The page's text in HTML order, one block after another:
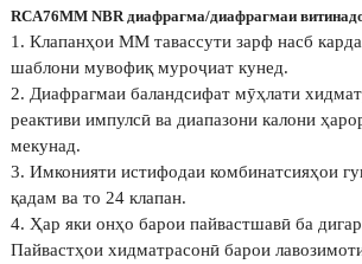
RCA76MM NBR диафрагма/диафрагмаи
1. Клапанҳои MM тавассути зарф насб
шаблони мувофиқ муроҷиат кунед.
2. Диафрагмаи баландсифат мӯҳлати
реактиви импулсӣ ва диапазони калони
мекунад.
3. Имконияти истифодаи комбинатсияҳои
қадам ва то 24 клапан.
4. Ҳар яки онҳо барои пайвастшавӣ ба
Пайвастҳои хидматрасонӣ барои